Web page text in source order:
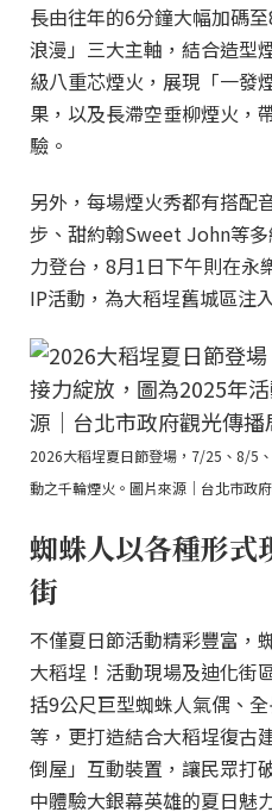
長由往年的6分鐘大幅加碼
浪漫」三大主軸，結合造型
級八重芯煙火，展現「一發
果，以及長滯空垂柳煙火，
驗。
另外，每場煙火秀都有搭配
步、甜約翰Sweet John等
力登台，8月1日下午則在永
IP活動，為大稻埕舊城區注
2026大稻埕夏日節登場，7/25、8/5
動之千輪煙火。圖片來源｜台北市政
蜘蛛人以各種形式
街
不僅夏日節活動精彩豐富，
大稻埕！活動現場及迪化街
括9公尺巨型蜘蛛人氣偶、
等，更打造結合大稻埕復古
倒屋」互動裝置，讓民眾打
中體驗大銀幕英雄的夏日魅